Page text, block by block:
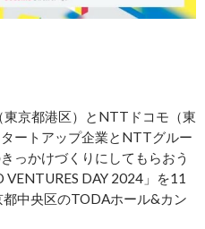
京都港区）とNTTドコモ（東
ートアップ企業とNTTグルー
っかけづくりにしてもらおう
DAY 2024」を11
中央区のTODAホール&カン